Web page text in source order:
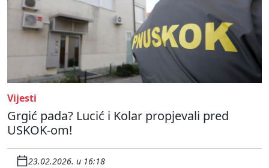
Vijesti
Grgić pada? Lucić i Kolar propjevali pred
USKOK-om!
23.02.2026. u 16:18